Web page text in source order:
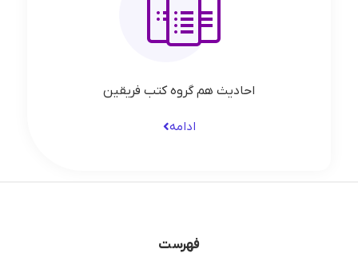
احادیث هم گروه کتب فریقین
ادامه
فهرست